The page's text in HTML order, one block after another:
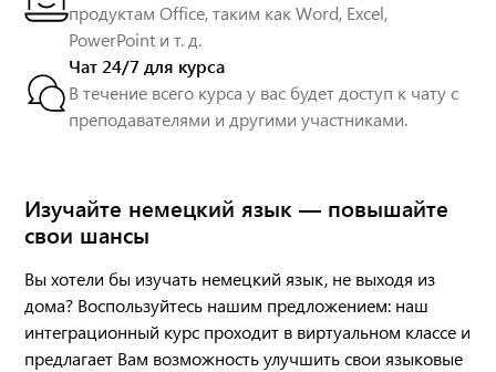
продуктам Office, таким как Word, Excel,
PowerPoint и т. д.
Чат 24/7 для курса
В течение всего курса у вас будет доступ к чату с
преподавателями и другими участниками.
Изучайте немецкий язык — повышайте
свои шансы
Вы хотели бы изучать немецкий язык, не выходя из
дома? Воспользуйтесь нашим предложением: наш
интеграционный курс проходит в виртуальном классе и
предлагает Вам возможность улучшить свои языковые